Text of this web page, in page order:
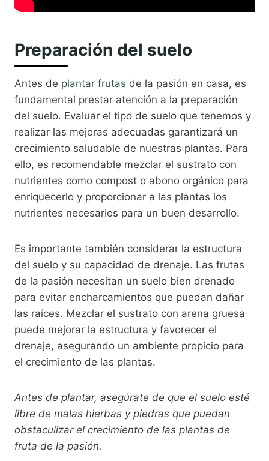
Preparación del suelo
Antes de plantar frutas de la pasión en casa, es
fundamental prestar atención a la preparación
del suelo. Evaluar el tipo de suelo que tenemos y
realizar las mejoras adecuadas garantizará un
crecimiento saludable de nuestras plantas. Para
ello, es recomendable mezclar el sustrato con
nutrientes como compost o abono orgánico para
enriquecerlo y proporcionar a las plantas los
nutrientes necesarios para un buen desarrollo.
Es importante también considerar la estructura
del suelo y su capacidad de drenaje. Las frutas
de la pasión necesitan un suelo bien drenado
para evitar encharcamientos que puedan dañar
las raíces. Mezclar el sustrato con arena gruesa
puede mejorar la estructura y favorecer el
drenaje, asegurando un ambiente propicio para
el crecimiento de las plantas.
Antes de plantar, asegúrate de que el suelo esté
libre de malas hierbas y piedras que puedan
obstaculizar el crecimiento de las plantas de
fruta de la pasión.